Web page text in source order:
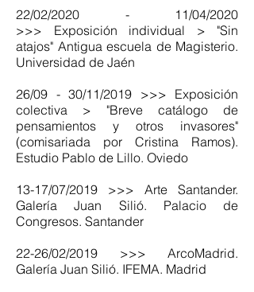
22/02/2020 - 11/04/2020
>>> Exposición individual > "Sin
atajos" Antigua escuela de Magisterio.
Universidad de Jaén
26/09 - 30/11/2019 >>> Exposición
colectiva > "Breve catálogo de
pensamientos y otros invasores"
(comisariada por Cristina Ramos).
Estudio Pablo de Lillo. Oviedo
13-17/07/2019 >>> Arte Santander.
Galería Juan Silió. Palacio de
Congresos. Santander
22-26/02/2019 >>> ArcoMadrid.
Galería Juan Silió. IFEMA. Madrid